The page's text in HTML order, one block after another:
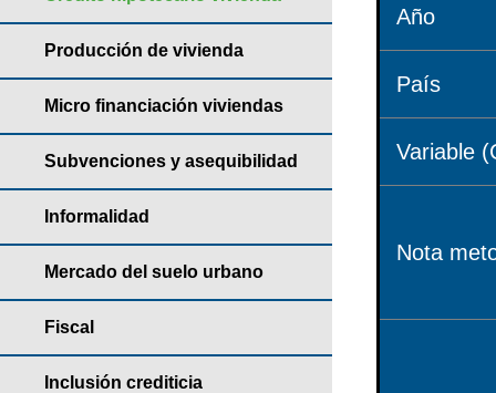
Producción de vivienda
Micro financiación viviendas
Subvenciones y asequibilidad
Informalidad
Mercado del suelo urbano
Fiscal
Inclusión crediticia
Año
País
Variable
Nota